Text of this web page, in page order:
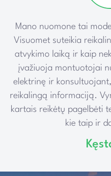
Mano nuomone tai
Visuomet suteikia
atvykimo laiką ir kaip
įvažiuoja montuotojai
elektrinę ir
reikalingą informaciją.
kartais reikėtų pagelbėti
kie taip ir